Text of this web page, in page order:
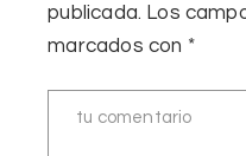
publicada. Los
marcados con *